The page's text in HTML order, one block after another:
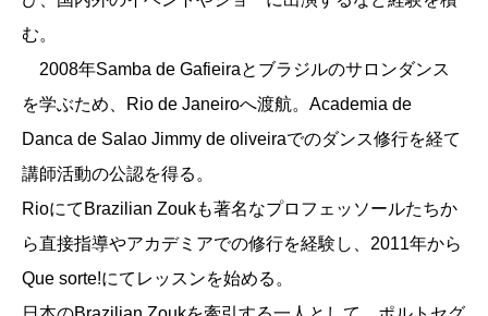
む。
2008年Samba de Gafieiraとブラジルのサロンダンス
を学ぶため、Rio de Janeiroへ渡航。Academia de
Danca de Salao Jimmy de oliveiraでのダンス修行を経て
講師活動の公認を得る。
RioにてBrazilian Zoukも著名なプロフェッソールたちか
ら直接指導やアカデミアでの修行を経験し、2011年から
Que sorte!にてレッスンを始める。